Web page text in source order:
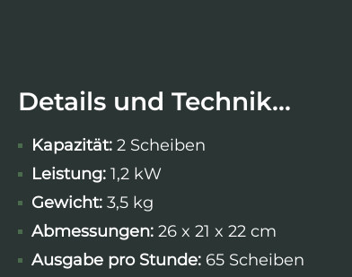
Details und Technik...
Kapazität: 2 Scheiben
Leistung: 1,2 kW
Gewicht: 3,5 kg
Abmessungen: 26 x 21 x 22 cm
Ausgabe pro Stunde: 65 Scheiben